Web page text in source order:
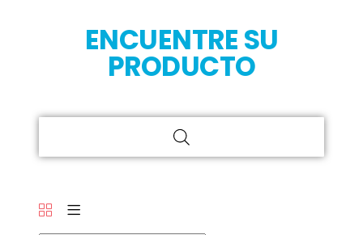
ENCUENTRE SU
PRODUCTO